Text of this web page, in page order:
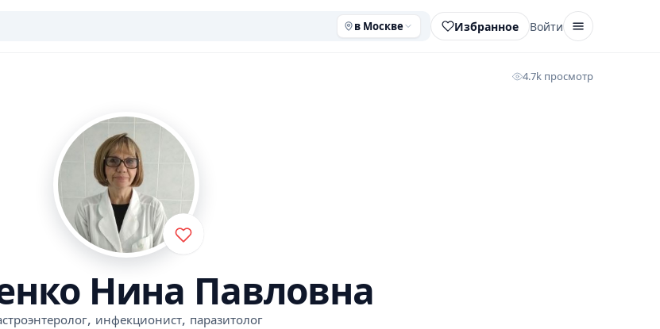
в Москве Избранное Войти
4.7k просмотр
Нина Павловна
, инфекционист, паразитолог